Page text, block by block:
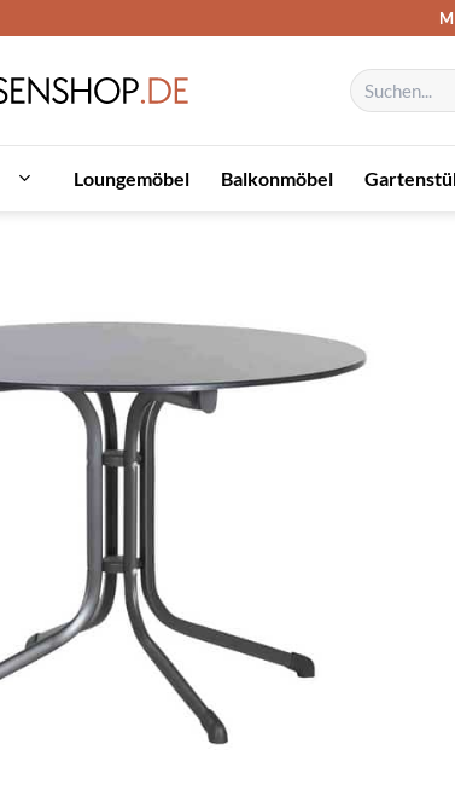
Suchen
nach:
Loungemöbel Balkonmöbel